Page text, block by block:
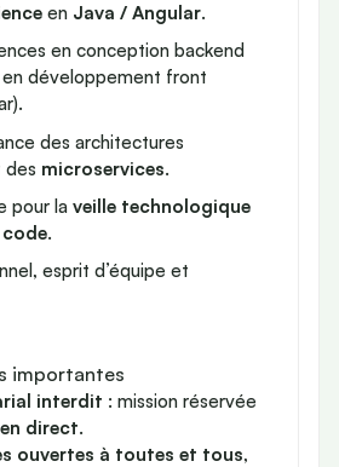
en Java / Angular.
en conception backend
développement front
des architectures
des microservices.
pour la veille technologique
.
esprit d’équipe et
importantes
interdit : mission réservée
direct.
ouvertes à toutes et tous,